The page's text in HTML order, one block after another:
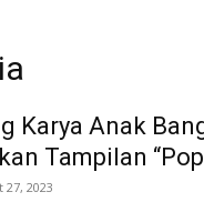
Karya Anak
Tampilan
27, 2023